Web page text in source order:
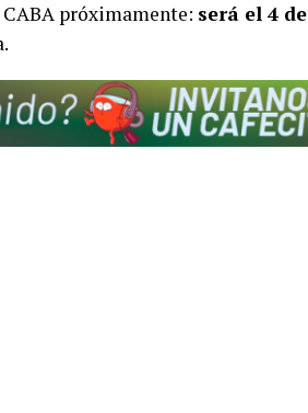
próximamente: será el 4 de